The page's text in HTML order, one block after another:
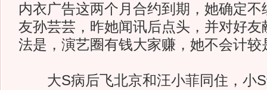
内衣广告这两个月合约到期，她确定
友孙芸芸，昨她闻讯后点头，并对好友
法是，演艺圈有钱大家赚，她不会计较
大S病后飞北京和汪小菲同住，小S